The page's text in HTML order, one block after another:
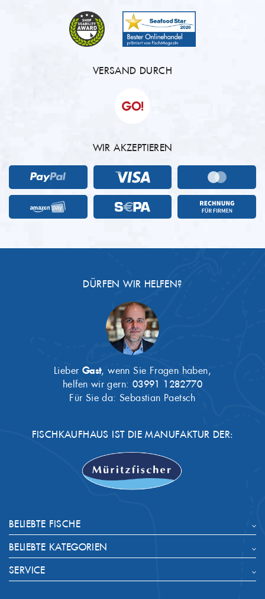
VERSAND DURCH
WIR AKZEPTIEREN
DÜRFEN WIR HELFEN?
Lieber Gast, wenn Sie Fragen haben,
helfen wir gern: 03991 1282770
Für Sie da: Sebastian Paetsch
FISCHKAUFHAUS IST DIE MANUFAKTUR DER:
BELIEBTE FISCHE
BELIEBTE KATEGORIEN
SERVICE